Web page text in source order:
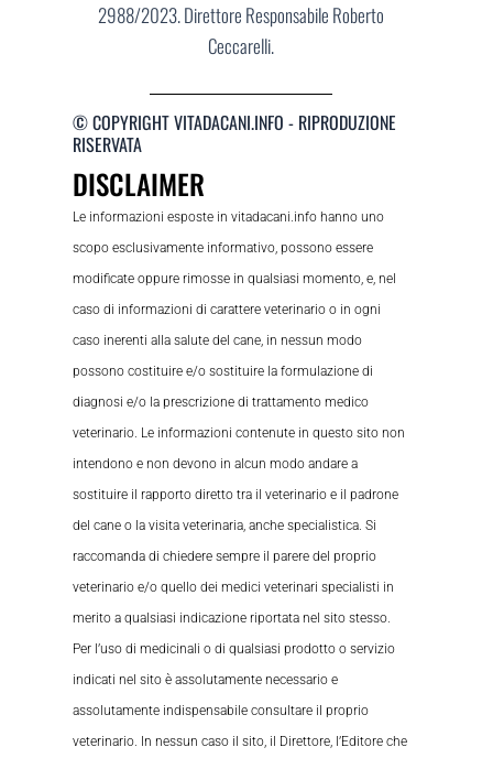
2988/2023. Direttore Responsabile Roberto
Ceccarelli.
© COPYRIGHT VITADACANI.INFO - RIPRODUZIONE
RISERVATA
DISCLAIMER
Le informazioni esposte in vitadacani.info hanno uno
scopo esclusivamente informativo, possono essere
modificate oppure rimosse in qualsiasi momento, e, nel
caso di informazioni di carattere veterinario o in ogni
caso inerenti alla salute del cane, in nessun modo
possono costituire e/o sostituire la formulazione di
diagnosi e/o la prescrizione di trattamento medico
veterinario. Le informazioni contenute in questo sito non
intendono e non devono in alcun modo andare a
sostituire il rapporto diretto tra il veterinario e il padrone
del cane o la visita veterinaria, anche specialistica. Si
raccomanda di chiedere sempre il parere del proprio
veterinario e/o quello dei medici veterinari specialisti in
merito a qualsiasi indicazione riportata nel sito stesso.
Per l’uso di medicinali o di qualsiasi prodotto o servizio
indicati nel sito è assolutamente necessario e
assolutamente indispensabile consultare il proprio
veterinario. In nessun caso il sito, il Direttore, l’Editore che